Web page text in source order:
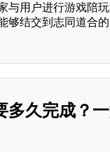
与用户进行游戏陪
够结交到志同道合的
多久完成？